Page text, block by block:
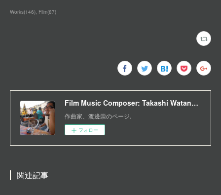
Works(146) Film(87)
Film Music Composer: Takashi Watanabe
作曲家、渡邊崇のページ.
フォロー
関連記事